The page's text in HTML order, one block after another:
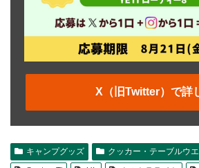
X（旧Twitter）で詳
キャンプグッズ クッカー・テーブルウ